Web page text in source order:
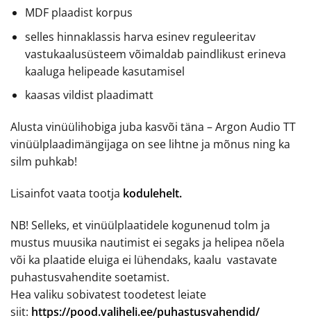
MDF plaadist korpus
selles hinnaklassis harva esinev reguleeritav
vastukaalusüsteem võimaldab paindlikust erineva
kaaluga helipeade kasutamisel
kaasas vildist plaadimatt
Alusta vinüülihobiga juba kasvõi täna – Argon Audio TT
vinüülplaadimängijaga on see lihtne ja mõnus ning ka
silm puhkab!
Lisainfot vaata tootja kodulehelt.
NB! Selleks, et vinüülplaatidele kogunenud tolm ja
mustus muusika nautimist ei segaks ja helipea nõela
või ka plaatide eluiga ei lühendaks, kaalu vastavate
puhastusvahendite soetamist.
Hea valiku sobivatest toodetest leiate
siit: https://pood.valiheli.ee/puhastusvahendid/